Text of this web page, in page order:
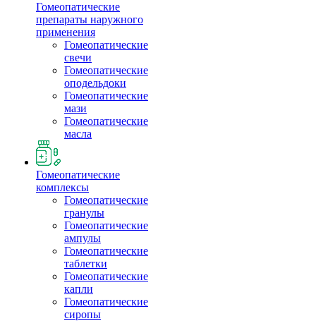
Гомеопатические
препараты наружного
применения
Гомеопатические
свечи
Гомеопатические
оподельдоки
Гомеопатические
мази
Гомеопатические
масла
Гомеопатические
комплексы
Гомеопатические
гранулы
Гомеопатические
ампулы
Гомеопатические
таблетки
Гомеопатические
капли
Гомеопатические
сиропы